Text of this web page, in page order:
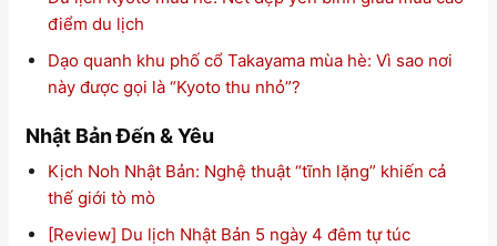
điểm du lịch
Dạo quanh khu phố cổ Takayama mùa hè: Vì sao nơi
này được gọi là “Kyoto thu nhỏ”?
Nhật Bản Đến & Yêu
Kịch Noh Nhật Bản: Nghệ thuật “tĩnh lặng” khiến cả
thế giới tò mò
[Review] Du lịch Nhật Bản 5 ngày 4 đêm tự túc